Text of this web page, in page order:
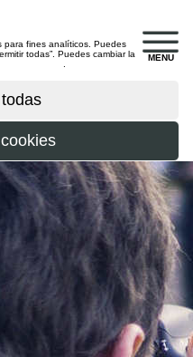
MENU
para fines analíticos. Puedes
todas”. Puedes cambiar la